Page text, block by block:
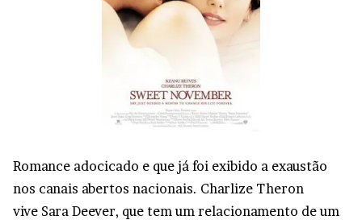
Romance adocicado e que já foi exibido a exaustão
nos canais abertos nacionais. Charlize Theron
vive Sara Deever, que tem um relacionamento de um